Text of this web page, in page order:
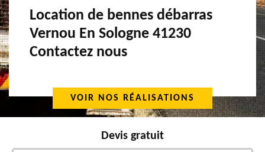
Location de bennes débarras
Vernou En Sologne 41230
Contactez nous
VOIR NOS RÉALISATIONS
Devis gratuit